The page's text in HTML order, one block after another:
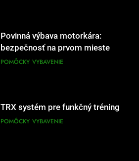
Povinná výbava motorkára:
bezpečnosť na prvom mieste
POMÔCKY VYBAVENIE
TRX systém pre funkčný tréning
POMÔCKY VYBAVENIE